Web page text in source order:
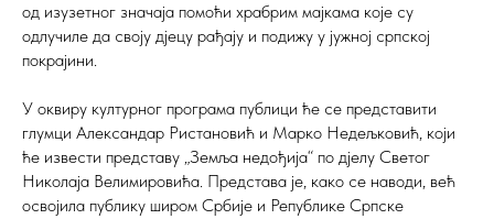
од изузетног значаја помоћи храбрим мајкама које су
одлучиле да своју дјецу рађају и подижу у јужној српској
покрајини.
У оквиру културног програма публици ће се представити
глумци Александар Ристановић и Марко Недељковић, који
ће извести представу „Земља недођија“ по дјелу Светог
Николаја Велимировића. Представа је, како се наводи, већ
освојила публику широм Србије и Републике Српске